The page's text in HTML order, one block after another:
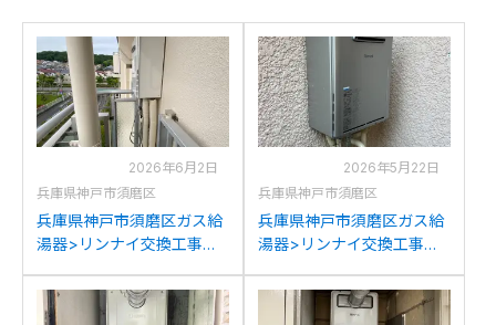
2026年6月2日
兵庫県神戸市須磨区
兵庫県神戸市須磨区ガス給
湯器>リンナイ交換工事施
A1610SAW(A)からリンナイ
RUF-A1615SAW(C)への交
2026年5月22日
兵庫県神戸市須磨区
兵庫県神戸市須磨区ガス給
湯器>リンナイ交換工事施
C20T2からリンナイRUF-
K2406SAW(A)への交換